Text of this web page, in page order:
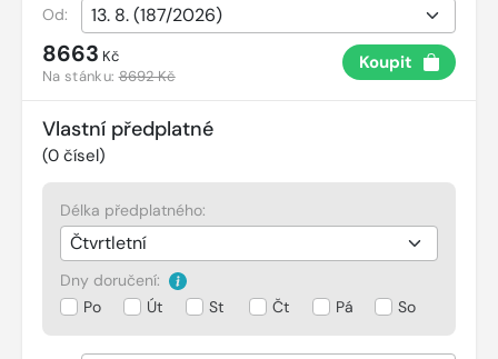
Od:
8663 Kč
Na stánku:8692 Kč
Koupit
Vlastní předplatné
(0 čísel)
Délka předplatného:
Dny doručení:
Po
Út St Čt Pá So